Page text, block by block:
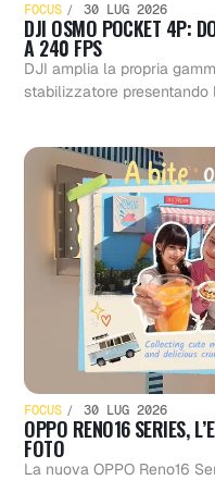
FOCUS 30 LUG 2026
DJI OSMO POCKET 4P:
A 240 FPS
DJI amplia la propria
stabilizzatore presentando
FOCUS 30 LUG 2026
OPPO RENO16 SERIES,
FOTO
La nuova OPPO Reno16